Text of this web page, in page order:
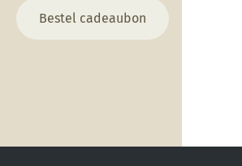
Bestel cadeaubon